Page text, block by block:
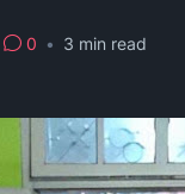
0 • 3 min read